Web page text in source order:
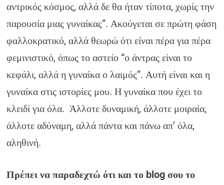
αντρικός κόσμος, αλλά δε θα ήταν τίποτα, χωρίς την
παρουσία μιας γυναίκας”. Ακούγεται σε πρώτη φάση
φαλλοκρατικό, αλλά θεωρώ ότι είναι πέρα για πέρα
φεμινιστικό, όπως το αστείο “ο άντρας είναι το
κεφάλι, αλλά η γυναίκα ο λαιμός”. Αυτή είναι και η
γυναίκα στις ιστορίες μου. Η γυναίκα που έχει το
κλειδί για όλα. Άλλοτε δυναμική, άλλοτε μοιραία,
άλλοτε αδύναμη, αλλά πάντα και πάνω απ’ όλα,
αληθινή.
Πρέπει να παραδεχτώ ότι και το blog σου το